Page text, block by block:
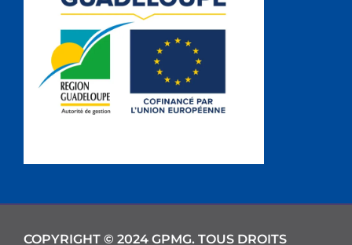
COPYRIGHT © 2024 GPMG. TOUS DROITS